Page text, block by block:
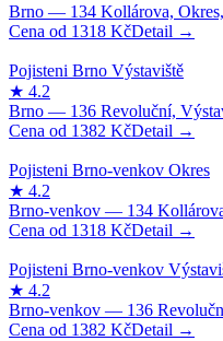
1318 Kč
1382 Kč
1318 Kč
1382 Kč